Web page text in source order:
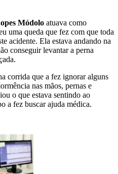
Módolo atuava como
uma queda que fez com que toda
acidente. Ela estava andando na
conseguir levantar a perna
corrida que a fez ignorar alguns
nas mãos, pernas e
o que estava sentindo ao
a fez buscar ajuda médica.